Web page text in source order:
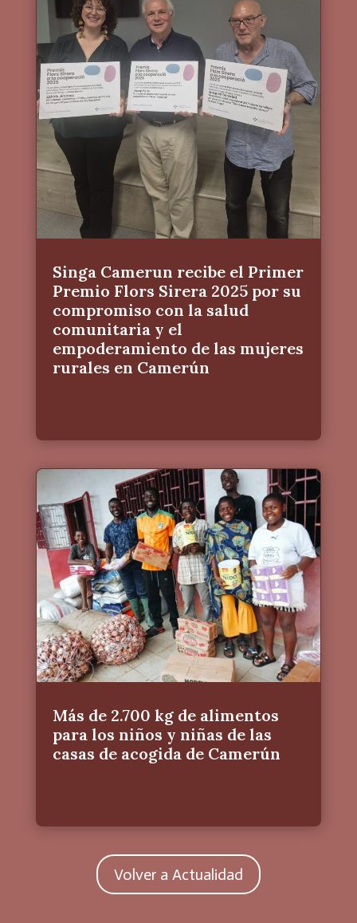
Singa Camerun recibe el Primer
Premio Flors Sirera 2025 por su
compromiso con la salud
comunitaria y el
empoderamiento de las mujeres
rurales en Camerún
Más de 2.700 kg de alimentos
para los niños y niñas de las
casas de acogida de Camerún
Volver a Actualidad